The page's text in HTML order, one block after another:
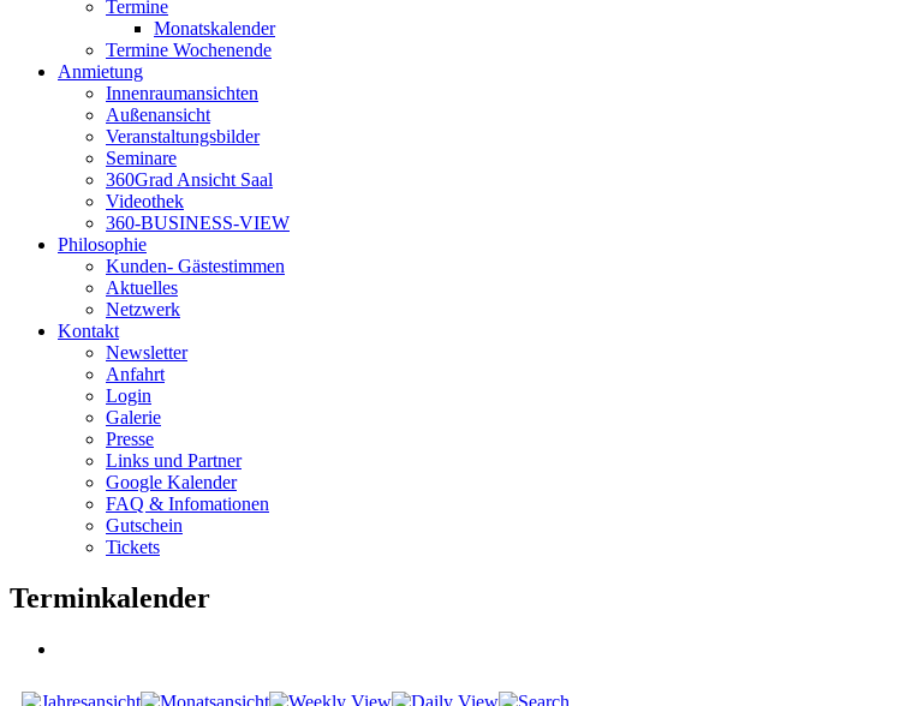
Termine
Monatskalender
Termine Wochenende
Anmietung
Innenraumansichten
Außenansicht
Veranstaltungsbilder
Seminare
360Grad Ansicht Saal
Videothek
360-BUSINESS-VIEW
Philosophie
Kunden- Gästestimmen
Aktuelles
Netzwerk
Kontakt
Newsletter
Anfahrt
Login
Galerie
Presse
Links und Partner
Google Kalender
FAQ & Infomationen
Gutschein
Tickets
Terminkalender